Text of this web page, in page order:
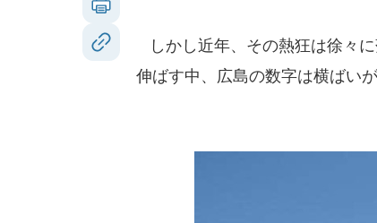
しかし近年、その熱狂は徐々
伸ばす中、広島の数字は横ばい